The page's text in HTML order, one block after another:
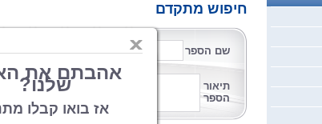
חיפוש מתקדם
שם הספר שם המחבר
תיאור
הספר
קטגוריה
פורמט